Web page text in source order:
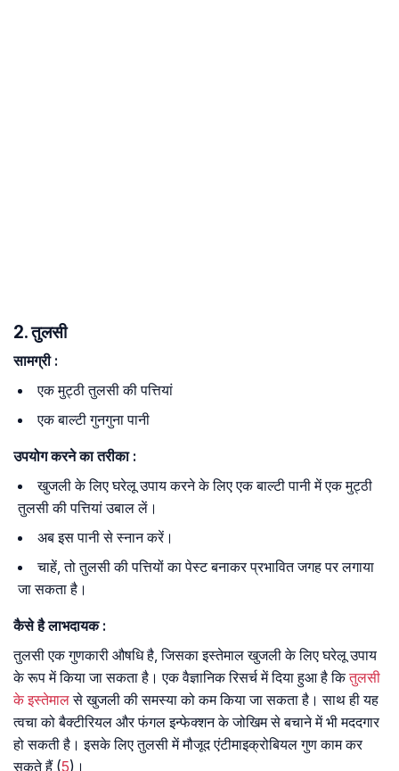
2. तुलसी
सामग्री:
एक मुट्ठी तुलसी की पत्तियां
एक बाल्टी गुनगुना पानी
उपयोग करने का तरीका:
खुजली के लिए घरेलू उपाय करने के लिए एक बाल्टी पानी में एक मुट्ठी
तुलसी की पत्तियां उबाल लें।
अब इस पानी से स्नान करें।
चाहें, तो तुलसी की पत्तियों का पेस्ट बनाकर प्रभावित जगह पर लगाया
जा सकता है।
कैसे है लाभदायक:
तुलसी एक गुणकारी औषधि है, जिसका इस्तेमाल खुजली के लिए घरेलू उपाय
के रूप में किया जा सकता है। एक वैज्ञानिक रिसर्च में दिया हुआ है कितुलसी
के इस्तेमालसे खुजली की समस्या को कम किया जा सकता है। साथ ही यह
त्वचा को बैक्टीरियल और फंगल इन्फेक्शन के जोखिम से बचाने में भी मददगार
हो सकती है। इसके लिए तुलसी में मौजूद एंटीमाइक्रोबियल गुण काम कर
सकते हैं (5)।